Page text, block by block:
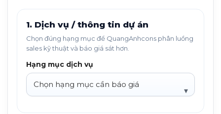
1. Dịch vụ / thông tin dự án
Chọn đúng hạng mục để QuangAnhcons phân luồng
sales kỹ thuật và báo giá sát hơn.
Hạng mục dịch vụ